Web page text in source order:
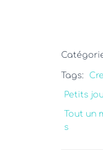
Tags:
Petits
Tout un
s